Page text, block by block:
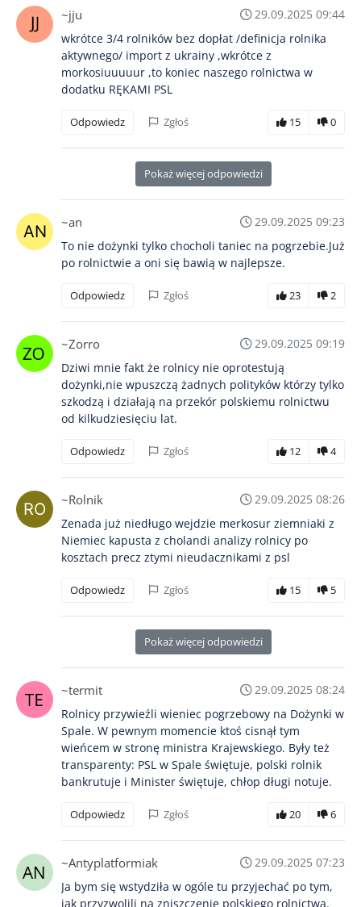
~jju
29.09.2025 09:44
wkrótce 3/4 rolników bez dopłat /definicja rolnika
aktywnego/ import z ukrainy ,wkrótce z
morkosiuuuuur ,to koniec naszego rolnictwa w
dodatku RĘKAMI PSL
Odpowiedz Zgłoś 15 0
Pokaż więcej odpowiedzi
~an
29.09.2025 09:23
To nie dożynki tylko chocholi taniec na pogrzebie.Już
po rolnictwie a oni się bawią w najlepsze.
Odpowiedz Zgłoś 23 2
~Zorro
29.09.2025 09:19
Dziwi mnie fakt że rolnicy nie oprotestują
dożynki,nie wpuszczą żadnych polityków którzy tylko
szkodzą i działają na przekór polskiemu rolnictwu
od kilkudziesięciu lat.
Odpowiedz Zgłoś 12 4
~Rolnik
29.09.2025 08:26
Zenada już niedługo wejdzie merkosur ziemniaki z
Niemiec kapusta z cholandi analizy rolnicy po
kosztach precz ztymi nieudacznikami z psl
Odpowiedz Zgłoś 15 5
Pokaż więcej odpowiedzi
~termit
29.09.2025 08:24
Rolnicy przywieźli wieniec pogrzebowy na Dożynki w
Spale. W pewnym momencie ktoś cisnął tym
wieńcem w stronę ministra Krajewskiego. Były też
transparenty: PSL w Spale świętuje, polski rolnik
bankrutuje i Minister świętuje, chłop długi notuje.
Odpowiedz Zgłoś 20 6
~Antyplatformiak
29.09.2025 07:23
Ja bym się wstydziła w ogóle tu przyjechać po tym,
jak przyzwolili na zniszczenie polskiego rolnictwa.